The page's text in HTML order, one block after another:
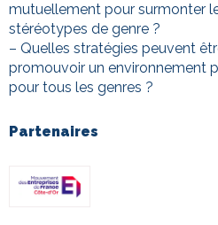
mutuellement pour surmonter
stéréotypes de genre ?
– Quelles stratégies peuvent
promouvoir un environnement
pour tous les genres ?
Partenaires